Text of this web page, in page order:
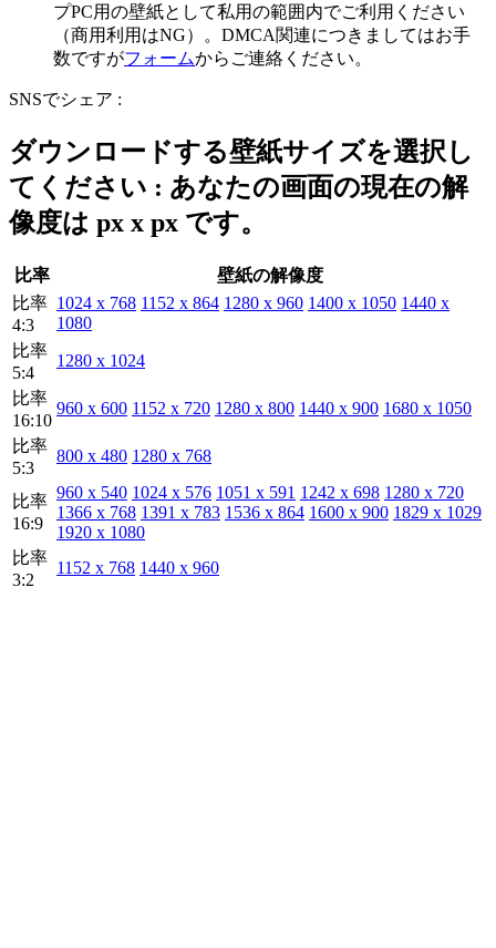
プPC用の壁紙として私用の範囲内でご利用ください
（商用利用はNG）。DMCA関連につきましてはお手
数ですがフォームからご連絡ください。
SNSでシェア :
ダウンロードする壁紙サイズを選択し
てください : あなたの画面の現在の解
像度は px x px です。
比率
壁紙の解像度
比率
4:3
1024 x 768 1152 x 864 1280 x 960 1400 x 1050 1440 x
1080
比率
5:4
1280 x 1024
比率
16:10
960 x 600 1152 x 720 1280 x 800 1440 x 900 1680 x 1050
比率
5:3
800 x 480 1280 x 768
比率
16:9
960 x 540 1024 x 576 1051 x 591 1242 x 698 1280 x 720
1366 x 768 1391 x 783 1536 x 864 1600 x 900 1829 x 1029
1920 x 1080
比率
3:2
1152 x 768 1440 x 960